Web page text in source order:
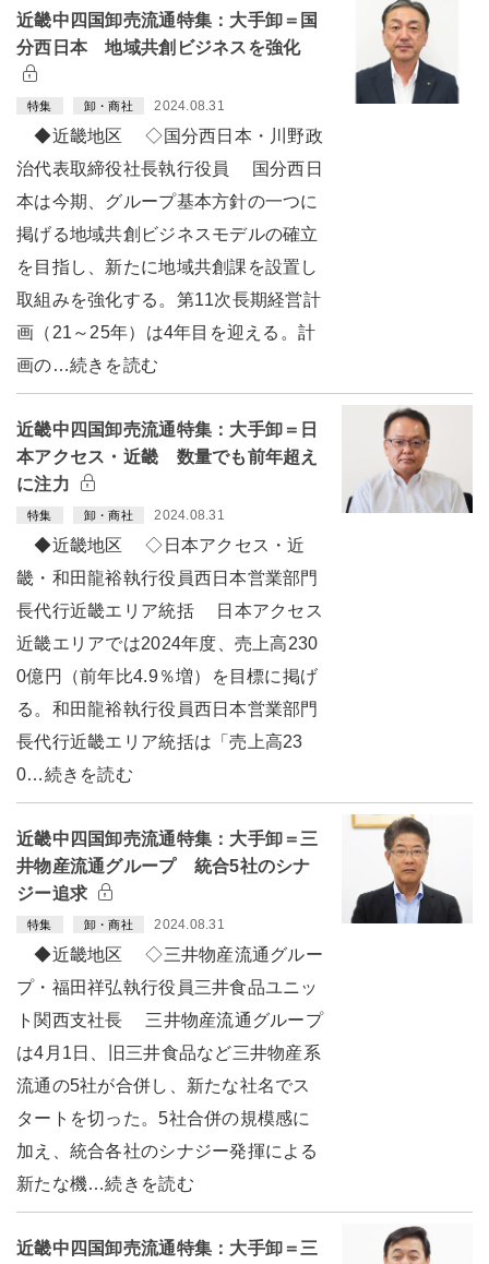
近畿中四国卸売流通特集：大手卸＝国
分西日本 地域共創ビジネスを強化
特集 卸・商社 2024.08.31
◆近畿地区 ◇国分西日本・川野政
治代表取締役社長執行役員 国分西日
本は今期、グループ基本方針の一つに
掲げる地域共創ビジネスモデルの確立
を目指し、新たに地域共創課を設置し
取組みを強化する。第11次長期経営計
画（21～25年）は4年目を迎える。計
画の…続きを読む
近畿中四国卸売流通特集：大手卸＝日
本アクセス・近畿 数量でも前年超え
に注力
特集 卸・商社 2024.08.31
◆近畿地区 ◇日本アクセス・近
畿・和田龍裕執行役員西日本営業部門
長代行近畿エリア統括 日本アクセス
近畿エリアでは2024年度、売上高230
0億円（前年比4.9％増）を目標に掲げ
る。和田龍裕執行役員西日本営業部門
長代行近畿エリア統括は「売上高23
0…続きを読む
近畿中四国卸売流通特集：大手卸＝三
井物産流通グループ 統合5社のシナ
ジー追求
特集 卸・商社 2024.08.31
◆近畿地区 ◇三井物産流通グルー
プ・福田祥弘執行役員三井食品ユニッ
ト関西支社長 三井物産流通グループ
は4月1日、旧三井食品など三井物産系
流通の5社が合併し、新たな社名でス
タートを切った。5社合併の規模感に
加え、統合各社のシナジー発揮による
新たな機…続きを読む
近畿中四国卸売流通特集：大手卸＝三